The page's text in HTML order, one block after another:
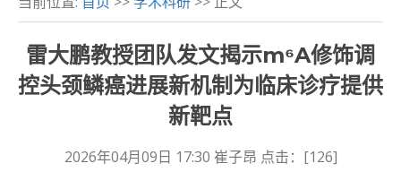
雷大鹏教授团队发文揭示m⁶A修饰调
控头颈鳞癌进展新机制为临床诊疗提供
新靶点
2026年04月09日 17:30 崔子昂 点击：[126]